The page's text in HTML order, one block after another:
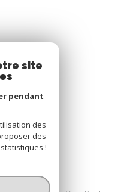
réservés
site
pendant
des
des
!